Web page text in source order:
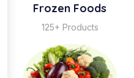
Frozen Foods
125+ Products